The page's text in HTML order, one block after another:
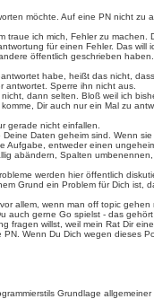
möchte. Auf eine PN nicht zu
traue ich mich, Fehler zu
für einen Fehler. Das will
öffentlich geschrieben
habe, heißt das nicht,
antwortet. Sperre ihn nicht aus.
dann selten. Bloß weil ich
Dir auch nur ein Mal zu
gerade nicht einfallen.
Daten geheim sind. Wenn
Aufgabe, entweder einen
abändern, Spalten
werden hier öffentlich
Grund ein Problem für Dich ist,
allem, wenn man off topic
auch gerne Go spielst - das
fragen willst, weil mein Rat Dir
Wenn Du Dich wegen dieses
Grundlage